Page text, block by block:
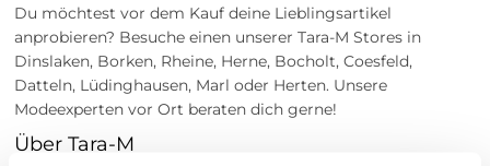
Du möchtest vor dem Kauf deine Lieblingsartikel
anprobieren? Besuche einen unserer Tara-M Stores in
Dinslaken, Borken, Rheine, Herne, Bocholt, Coesfeld,
Datteln, Lüdinghausen, Marl oder Herten. Unsere
Modeexperten vor Ort beraten dich gerne!
Über Tara-M